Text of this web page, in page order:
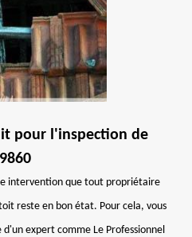
pour l'inspection de
intervention que tout propriétaire
reste en bon état. Pour cela, vous
expert comme Le Professionnel